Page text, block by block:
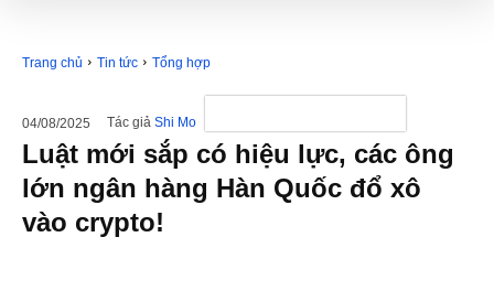
Trang chủ Tin tức Tổng hợp
04/08/2025 Tác giả Shi Mo
Luật mới sắp có hiệu lực, các ông
lớn ngân hàng Hàn Quốc đổ xô
vào crypto!